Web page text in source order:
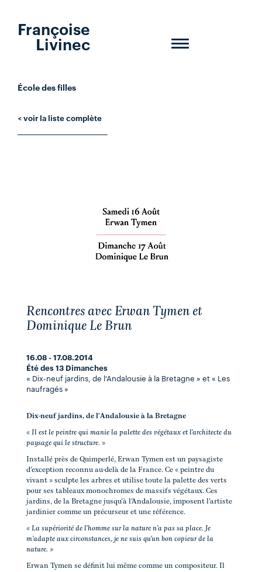
Toggle
Françoise
Livinec
École des filles
< voir la liste complète
Rencontres avec Erwan Tymen et
Dominique Le Brun
16.08 - 17.08.2014
Été des 13 Dimanches
« Dix-neuf jardins, de l'Andalousie à la Bretagne » et « Les
naufragés »
Dix-neuf jardins, de l'Andalousie à la Bretagne
« Il est le peintre qui manie la palette des végétaux et l’architecte du
paysage qui le structure. »
Installé près de Quimperlé, Erwan Tymen est un paysagiste
d’exception reconnu au-delà de la France. Ce « peintre du
vivant » sculpte les arbres et utilise toute la palette des verts
pour ses tableaux monochromes de massifs végétaux. Ces
jardins, de la Bretagne jusqu’à l’Andalousie, imposent l’artiste
jardinier comme un précurseur et une référence.
« La supériorité de l’homme sur la nature n’a pas sa place. Je
m’adapte aux circonstances, je ne suis qu’un bon copieur de la
nature. »
Erwan Tymen se définit lui même comme un compositeur. Il